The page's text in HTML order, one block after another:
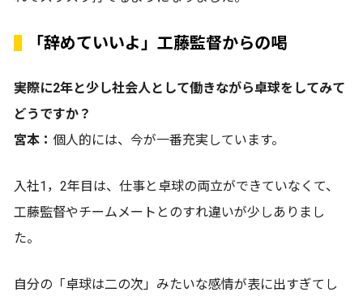
「辞めていいよ」工藤監督からの喝
――実際に2年と少し社会人として働きながら卓球をしてみて
どうですか？
宮本： 個人的には、今が一番充実しています。
入社1，2年目は、仕事と卓球の両立ができていなくて、
工藤監督やチームメートとのすれ違いが少しありまし
た。
自分の「卓球は二の次」みたいな感情が表に出すぎてし